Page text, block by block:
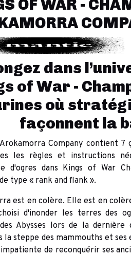
OF WAR -
dans
of War -
où
façonnent la
Company contient 7
les règles et instructions
d'ogres dans Kings of War
type « rank and flank ».
est en colère. Elle est en
d'inonder les terres des
Abysses lors de la
la steppe des mammouths et ses
de reconquérir ses